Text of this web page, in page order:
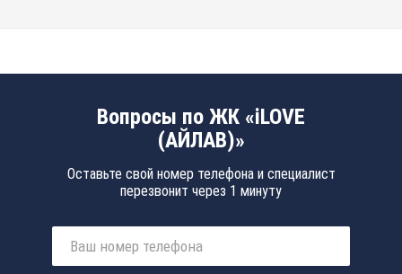
Вопросы по ЖК «iLOVE
(АЙЛАВ)»
Оставьте свой номер телефона и специалист
перезвонит через 1 минуту